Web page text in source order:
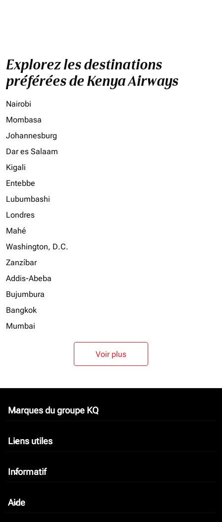
Explorez les destinations
préférées de Kenya Airways
Nairobi
Mombasa
Johannesburg
Dar es Salaam
Kigali
Entebbe
Lubumbashi
Londres
Mahé
Washington, D.C.
Zanzíbar
Addis-Abeba
Bujumbura
Bangkok
Mumbai
Voir plus
Marques du groupe KQ
keyboard_arrow_down
Liens utiles
keyboard_arrow_down
Informatif
keyboard_arrow_down
Aide
keyboard_arrow_down